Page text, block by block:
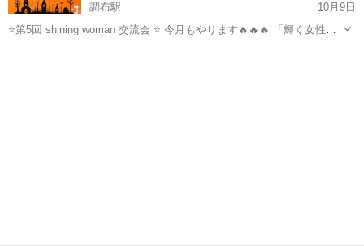
調布駅
10月9日
⭐️第5回 shining woman 交流会 ⭐️ 今月もやります🔥🔥🔥 「輝く女性」